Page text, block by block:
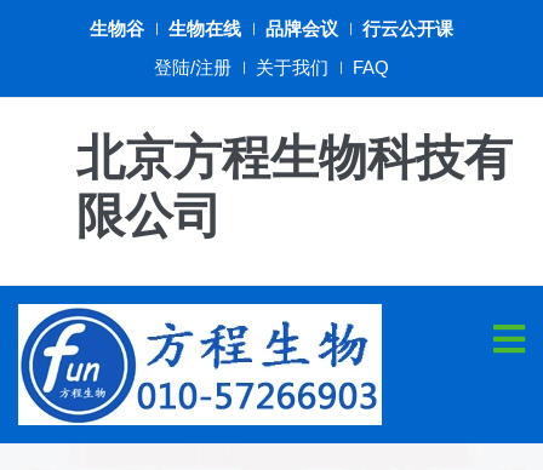
生物谷 生物在线 品牌会议
行云公开课
登陆/注册
关于我们 FAQ
北京方程生物科技有
限公司